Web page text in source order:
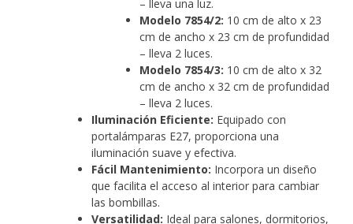
– lleva una luz.
Modelo 7854/2: 10 cm de alto x 23
cm de ancho x 23 cm de profundidad
– lleva 2 luces.
Modelo 7854/3: 10 cm de alto x 32
cm de ancho x 32 cm de profundidad
– lleva 2 luces.
Iluminación Eficiente: Equipado con
portalámparas E27, proporciona una
iluminación suave y efectiva.
Fácil Mantenimiento: Incorpora un diseño
que facilita el acceso al interior para cambiar
las bombillas.
Versatilidad: Ideal para salones, dormitorios,